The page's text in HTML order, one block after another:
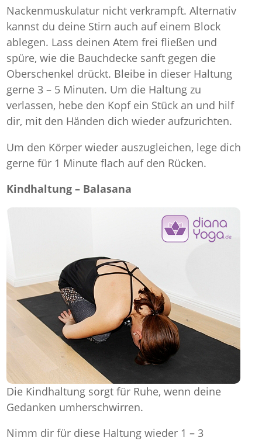
Nackenmuskulatur nicht verkrampft. Alternativ
kannst du deine Stirn auch auf einem Block
ablegen. Lass deinen Atem frei fließen und
spüre, wie die Bauchdecke sanft gegen die
Oberschenkel drückt. Bleibe in dieser Haltung
gerne 3 – 5 Minuten. Um die Haltung zu
verlassen, hebe den Kopf ein Stück an und hilf
dir, mit den Händen dich wieder aufzurichten.
Um den Körper wieder auszugleichen, lege dich
gerne für 1 Minute flach auf den Rücken.
Kindhaltung – Balasana
Die Kindhaltung sorgt für Ruhe, wenn deine
Gedanken umherschwirren.
Nimm dir für diese Haltung wieder 1 – 3